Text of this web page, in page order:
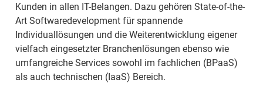
Kunden in allen IT-Belangen. Dazu gehören State-of-the-
Art Softwaredevelopment für spannende
Individuallösungen und die Weiterentwicklung eigener
vielfach eingesetzter Branchenlösungen ebenso wie
umfangreiche Services sowohl im fachlichen (BPaaS)
als auch technischen (IaaS) Bereich.